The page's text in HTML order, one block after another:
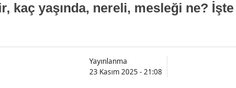
kaç yaşında, nereli, mesleği ne? İşte
Yayınlanma
23 Kasım 2025 - 21:08